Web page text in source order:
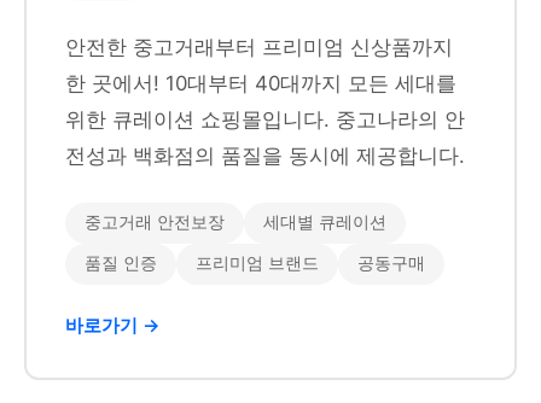
안전한 중고거래부터 프리미엄 신상품까지
한 곳에서! 10대부터 40대까지 모든 세대를
위한 큐레이션 쇼핑몰입니다. 중고나라의 안
전성과 백화점의 품질을 동시에 제공합니다.
중고거래 안전보장 세대별 큐레이션
품질 인증 프리미엄 브랜드 공동구매
바로가기 →